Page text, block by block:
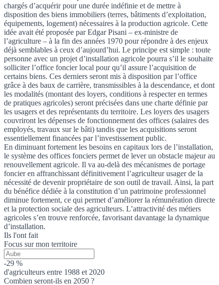
chargés d’acquérir pourune durée indéfinie et de mettre à
disposition des biens immobiliers (terres, bâtiments d’exploitation,
équipements, logement) nécessaires à la production agricole. Cette
idée avait été proposée par Edgar Pisani – ex-ministre de
l’agriculture – à la fin des années 1970 pour répondre à des enjeux
déjà semblables à ceux d’aujourd’hui. Le principe est simple : toute
personne avec un projet d’installation agricole pourra s’il le souhaite
solliciter l’office foncier local pour qu’il assure l’acquisition de
certains biens. Ces derniers seront mis à disposition par l’office
grâce à des baux de carrière, transmissibles à la descendance, et dont
les modalités (montant des loyers, conditions à respecter en termes
de pratiques agricoles) seront précisées dans une charte définie par
les usagers et des représentants du territoire. Les loyers des usagers
couvriront les dépenses de fonctionnement des offices (salaires des
employés, travaux sur le bâti) tandis que les acquisitions seront
essentiellement financées par l’investissement public.
En diminuant fortement les besoins en capitaux lors de l’installation,
le système des offices fonciers permet de lever un obstacle majeur au
renouvellement agricole. Il va au-delà des mécanismes de portage
foncier en affranchissant définitivement l’agriculteur usager de la
nécessité de devenir propriétaire de son outil de travail. Ainsi, la part
du bénéfice dédiée à la constitution d’un patrimoine professionnel
diminue fortement, ce qui permet d’améliorer la rémunération directe
et la protection sociale des agriculteurs. L’attractivité des métiers
agricoles s’en trouve renforcée, favorisant davantage la dynamique
d’installation.
Ils l'ont fait
Focus sur mon territoire
-29 %
d'agriculteurs entre 1988 et 2020
Combien seront-ils en 2050 ?